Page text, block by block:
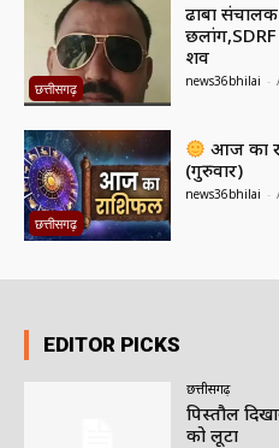
छत्तीसगढ़
ढाबा
शव
news36bhilai -
छत्तीसगढ़
आज का
(गुरुवार)
news36bhilai -
EDITOR PICKS
छत्तीसगढ़
पिस्तौल
को लूटा